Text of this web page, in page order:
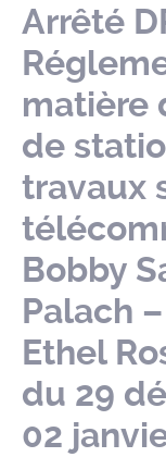
Arrêté
matière
de
travaux
Bobby
Palach
Ethel
du 29
02